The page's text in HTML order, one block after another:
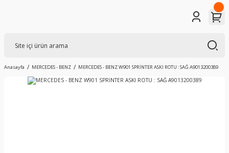
Anasayfa MERCEDES - BENZ MERCEDES - BENZ W901 SPRİNTER ASKI ROTU : SAĞ A9013200389